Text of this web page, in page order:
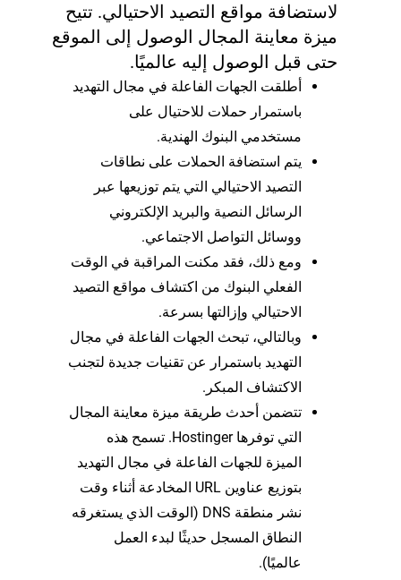
لاستضافة مواقع التصيد الاحتيالي. تتيح
ميزة معاينة المجال الوصول إلى الموقع
حتى قبل الوصول إليه عالميًا.
أطلقت الجهات الفاعلة في مجال التهديد
باستمرار حملات للاحتيال على
مستخدمي البنوك الهندية.
يتم استضافة الحملات على نطاقات
التصيد الاحتيالي التي يتم توزيعها عبر
الرسائل النصية والبريد الإلكتروني
ووسائل التواصل الاجتماعي.
ومع ذلك، فقد مكنت المراقبة في الوقت
الفعلي البنوك من اكتشاف مواقع التصيد
الاحتيالي وإزالتها بسرعة.
وبالتالي، تبحث الجهات الفاعلة في مجال
التهديد باستمرار عن تقنيات جديدة لتجنب
الاكتشاف المبكر.
تتضمن أحدث طريقة ميزة معاينة المجال
التي توفرها Hostinger. تسمح هذه
الميزة للجهات الفاعلة في مجال التهديد
بتوزيع عناوين URL المخادعة أثناء وقت
نشر منطقة DNS (الوقت الذي يستغرقه
النطاق المسجل حديثًا لبدء العمل
عالميًا).